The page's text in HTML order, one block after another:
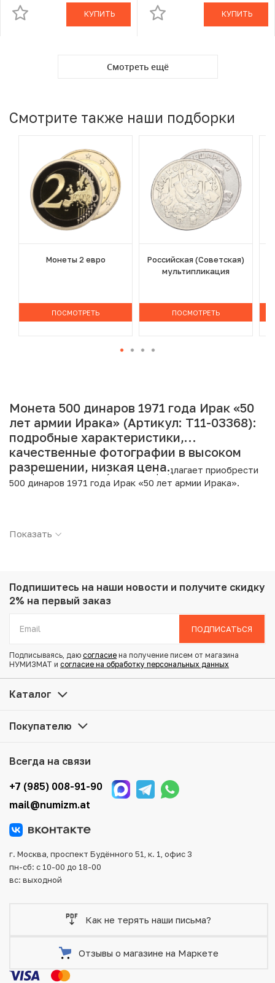
КУПИТЬ КУПИТЬ
Смотреть ещё
Смотрите также наши подборки
Монеты 2 евро
ПОСМОТРЕТЬ
Российская (Советская)
мультипликация
ПОСМОТРЕТЬ
Монета 500 динаров 1971 года Ирак «50
лет армии Ирака» (Артикул: T11-03368):
подробные характеристики,
качественные фотографии в высоком
разрешении, низкая цена.
Интернет магазин «Нумизмат» предлагает приобрести
500 динаров 1971 года Ирак «50 лет армии Ирака».
Страна: Ирак
Вес: 22.9 г
Диаметр: 36.3 мм
Состояние: UNC
Монета в оригинальной упаковке
Купить 500 динаров 1971 года Ирак «50 лет армии
Ирака» по привлекательной цене можно в нашем
находятся в наличии на нашем складе.
того, возможен самовывоз товара из офиса магазина.
Для вашего удобства представлены несколько способов
оплаты и доставки заказа. Все отправления надежно и
тщательно упаковываются, что исключает возможность
Показать
Подпишитесь на наши новости и получите скидку
2% на первый заказ
ПОДПИСАТЬСЯ
Подписываясь, даю согласие на получение писем от магазина
НУМИЗМАТ и согласие на обработку персональных данных
Каталог
Покупателю
Всегда на связи
+7 (985) 008-91-90
mail@numizm.at
г. Москва, проспект Будённого 51, к. 1, офис 3
пн-сб: с 10-00 до 18-00
вс: выходной
Как не терять наши письма?
Отзывы о магазине на Маркете